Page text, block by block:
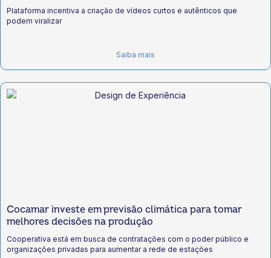
Plataforma incentiva a criação de vídeos curtos e autênticos que
podem viralizar
Saiba mais
Cocamar investe em previsão climática para tomar
melhores decisões na produção
Cooperativa está em busca de contratações com o poder público e
organizações privadas para aumentar a rede de estações